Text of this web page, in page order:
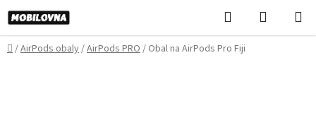
Prejsť
na
obsah
Hľadať
KOŠÍK
Domov
/AirPods obaly/AirPods PRO/ Obal na AirPods Pro Fiji